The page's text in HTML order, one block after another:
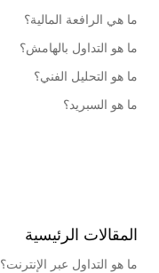
ما هي الرافعة المالية؟
ما هو التداول بالهامش؟
ما هو التحليل الفني؟
ما هو السبريد؟
المقالات الرئيسية
ما هو التداول عبر الإنترنت؟